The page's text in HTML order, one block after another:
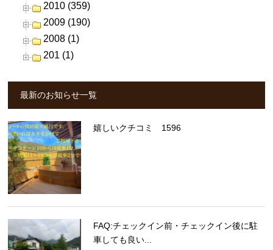
2010 (359)
2009 (190)
2008 (1)
201 (1)
最新のお知らせ一覧
嬉しいクチコミ 1596
FAQ:チェックイン前・チェックイン後に駐
車しても良い...